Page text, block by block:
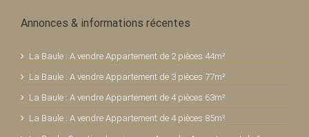
Annonces & informations récentes
La Baule : A vendre Appartement de 2 pièces 44m²
La Baule : A vendre Appartement de 3 pièces 77m²
La Baule : A vendre Appartement de 4 pièces 63m²
La Baule : A vendre Appartement de 4 pièces 85m²